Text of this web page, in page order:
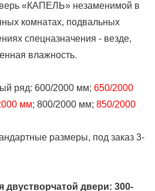
«КАПЕЛЬ» незаменимой в
комнатах, подвальных
спецназначения - везде,
влажность.
ряд: 600/2000 мм; 650/2000
мм; 800/2000 мм; 850/2000
размеры, под заказ 3-
двустворчатой двери: 300-